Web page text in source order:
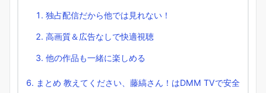
独占配信だから他では見れない！
高画質＆広告なしで快適視聴
他の作品も一緒に楽しめる
まとめ 教えてください、藤縞さん！はDMM TVで安全